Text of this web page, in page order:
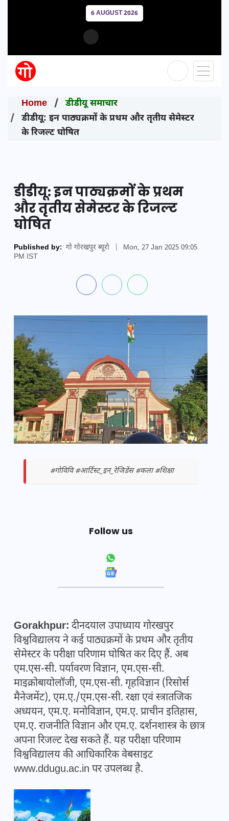
6 AUGUST 2026
Home
डीडीयू समाचार
डीडीयू: इन पाठ्यक्रमों के प्रथम और तृतीय सेमेस्टर
के रिजल्ट घोषित
डीडीयू: इन पाठ्यक्रमों के प्रथम
और तृतीय सेमेस्टर के रिजल्ट
घोषित
Published by: गो गोरखपुर ब्यूरो
Mon, 27 Jan 2025 09:05
PM IST
#गोविवि #आर्टिस्ट_इन_रेजिडेंस #कला #शिक्षा
Follow us
Gorakhpur: दीनदयाल उपाध्याय गोरखपुर
विश्वविद्यालय ने कई पाठ्यक्रमों के प्रथम और तृतीय
सेमेस्टर के परीक्षा परिणाम घोषित कर दिए हैं. अब
एम.एस-सी. पर्यावरण विज्ञान, एम.एस-सी.
माइक्रोबायोलॉजी, एम.एस-सी. गृहविज्ञान (रिसोर्स
मैनेजमेंट), एम.ए./एम.एस-सी. रक्षा एवं स्त्रातजिक
अध्ययन, एम.ए. मनोविज्ञान, एम.ए. प्राचीन इतिहास,
एम.ए. राजनीति विज्ञान और एम.ए. दर्शनशास्त्र के छात्र
अपना रिजल्ट देख सकते हैं. यह परीक्षा परिणाम
विश्वविद्यालय की आधिकारिक वेबसाइट
www.ddugu.ac.in पर उपलब्ध है.